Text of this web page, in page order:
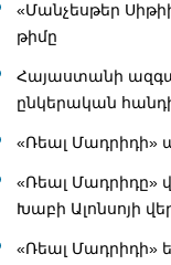
«Մանչեսթեր
թիմը
Հայաստանի
ընկերական
«Ռեալ Մադրիդի»
«Ռեալ Մադրիդը»
Խաբի Ալոնսոյի
«Ռեալ Մադրիդի»